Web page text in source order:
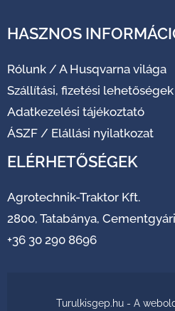
HASZNOS
Rólunk / A Husqvarna világa
Szállítási, fizetési lehetőségek
Adatkezelési tájékoztató
ÁSZF / Elállási nyilatkozat
ELÉRHETŐSÉGEK
Agrotechnik-Traktor Kft.
2800, Tatabánya,
+36 30 290 8696
Turulkisgep.hu - A